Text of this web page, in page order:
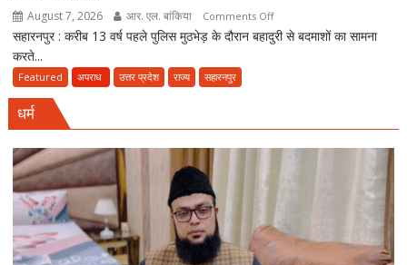
August 7, 2026 आर. एल. बांकिया Comments Offon
सिपाही
बाद
फैसला,
के
गनर
सहारनपुर : करीब 13 वर्ष पहले पुलिस मुठभेड़ के दौरान बहादुरी से बदमाशों का सामना
करते...
Featured अपराध उत्तर प्रदेश राज्य सहारनपुर
धर्म